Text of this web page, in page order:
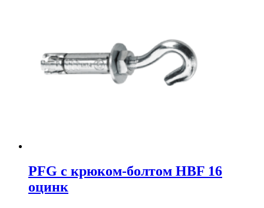
PFG c крюком-болтом HBF 16
оцинк